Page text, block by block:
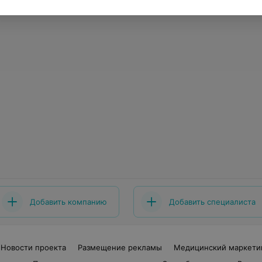
Добавить компанию Добавить специалиста
Новости проекта Размещение рекламы
Медицинский